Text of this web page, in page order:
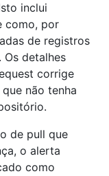
inclui
como, por
de registros
detalhes
corrige
não tenha
de pull que
o alerta
como